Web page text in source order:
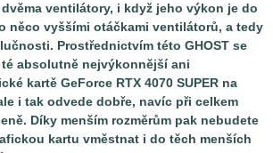
ventilátory, i když jeho výkon je do
něco vyššími otáčkami ventilátorů, a tedy
Prostřednictvím této GHOST se
absolutně nejvýkonnější ani
kartě GeForce RTX 4070 SUPER na
i tak odvede dobře, navíc při celkem
Díky menším rozměrům pak nebudete
kartu vměstnat i do těch menších